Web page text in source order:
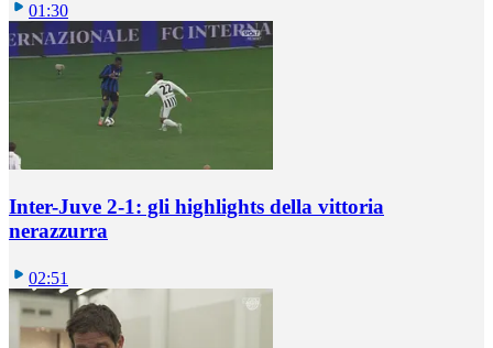
01:30
Inter-Juve 2-1: gli highlights della vittoria
nerazzurra
02:51